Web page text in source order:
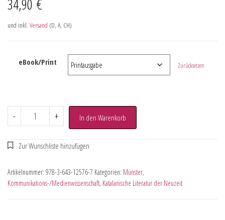
34,90 €
und inkl. Versand (D, A, CH)
eBook/Print Zurücksetzen
- + In den Warenkorb
Artikelnummer: 978-3-643-12576-7 Kategorien: Münster,
Kommunikations-/Medienwissenschaft, Katalanische Literatur der Neuzeit